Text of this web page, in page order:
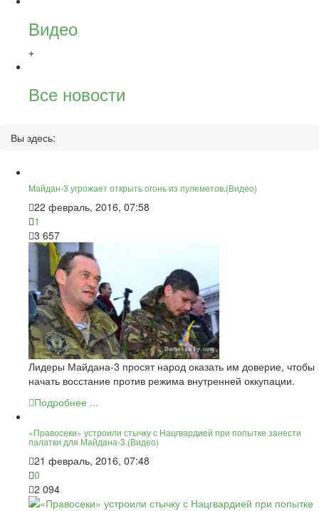
Видео
+
Все новости
Вы здесь:
Майдан-3 угрожает открыть огонь из пулеметов.(Видео)
22 февраль, 2016, 07:58
1
3 657
Лидеры Майдана-3 просят народ оказать им доверие, чтобы
начать восстание против режима внутренней оккупации.
Подробнее ...
«Правосеки» устроили стычку с Нацгвардией при попытке занести
палатки для Майдана-3.(Видео)
21 февраль, 2016, 07:48
0
2 094